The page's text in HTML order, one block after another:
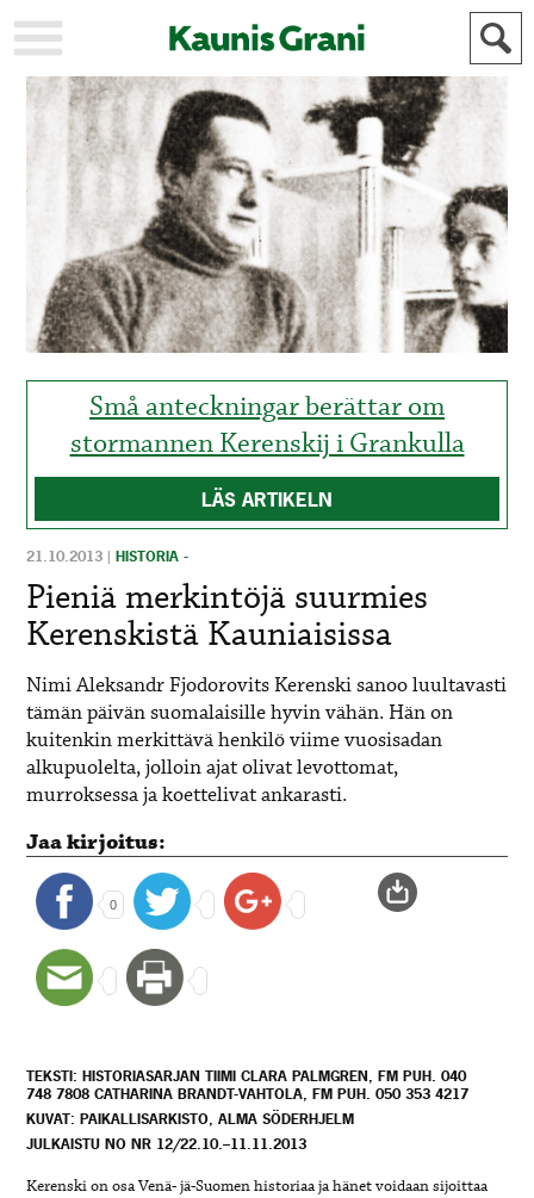
KAUPUNKI
STADEN
AJANKOHTAISTA
AKTUELLT
URHEILU
IDROTT
KULTTUURI
KULTUR
HISTORIA
HISTORIA
YLEINEN
ALLMÄN
MAINOSTAJILLE
FÖR
ANNONSÖRER
Små anteckningar berättar om
stormannen Kerenskij i Grankulla
LÄS ARTIKELN
21.10.2013 |HISTORIA -
Pieniä merkintöjä suurmies
Kerenskistä Kauniaisissa
Nimi Aleksandr Fjodorovits Kerenski sanoo luultavasti
tämän päivän suomalaisille hyvin vähän. Hän on
kuitenkin merkittävä henkilö viime vuosisadan
alkupuolelta, jolloin ajat olivat levottomat,
murroksessa ja koettelivat ankarasti.
Jaa kirjoitus:
0
TEKSTI: HISTORIASARJAN TIIMI CLARA PALMGREN, FM PUH. 040
748 7808 CATHARINA BRANDT-VAHTOLA, FM PUH. 050 353 4217
KUVAT: PAIKALLISARKISTO, ALMA SÖDERHJELM
JULKAISTU NO NR 12/22.10.–11.11.2013
Kerenski on osa Venä- jä-Suomen historiaa ja hänet voidaan sijoittaa